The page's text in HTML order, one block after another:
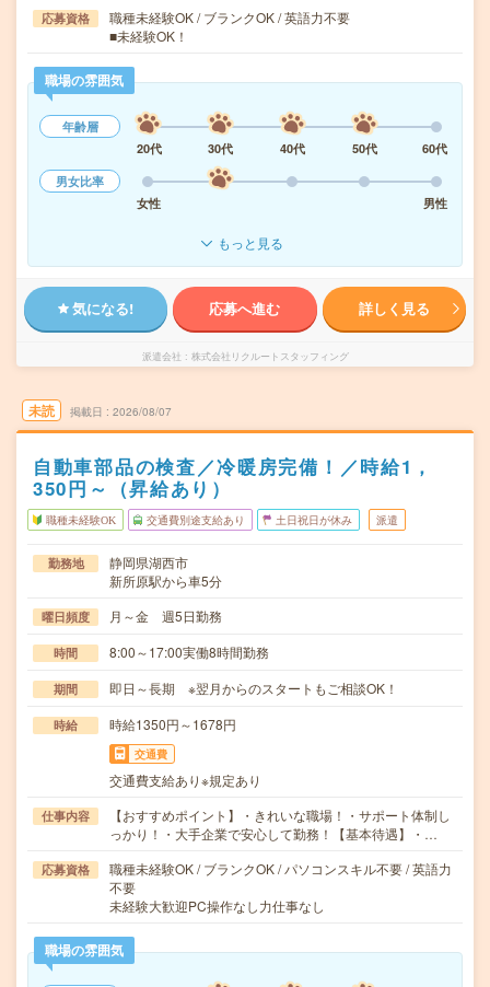
応募資格
職種未経験OK / ブランクOK / 英語力不要
■未経験OK！
職場の雰囲気
年齢層
20代
30代 40代 50代
60代
男女比率
女性
男性
もっと見る
気になる! 応募へ進む 詳しく見る
派遣会社 株式会社リクルートスタッフィング
未読 掲載日 2026/08/07
自動車部品の検査／冷暖房完備！／時給1，
350円～（昇給あり）
職種未経験OK 交通費別途支給あり 土日祝日が休み 派遣
勤務地
静岡県湖西市
新所原駅から車5分
曜日頻度 月～金 週5日勤務
時間 8:00～17:00実働8時間勤務
期間 即日～長期 ※翌月からのスタートもご相談OK！
時給 時給1350円～1678円
交通費
交通費支給あり※規定あり
仕事内容
【おすすめポイント】・きれいな職場！・サポート体制し
っかり！・大手企業で安心して勤務！【基本待遇】・…
応募資格
職種未経験OK / ブランクOK / パソコンスキル不要 / 英語力
不要
未経験大歓迎PC操作なし力仕事なし
職場の雰囲気